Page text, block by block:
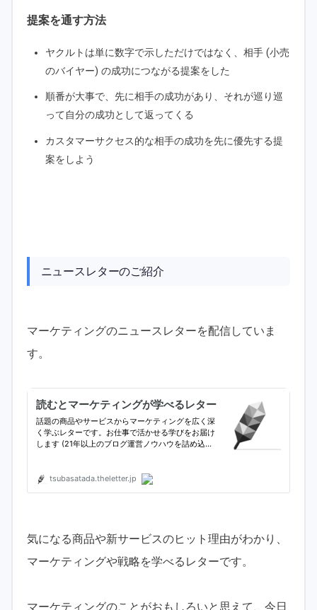
提案を通す方法
ヤクルトは単に数字で示しただけではなく、相手 (小売
のバイヤー) の成功につながる提案をした
順番が大事で、先に相手の成功があり、それが巡り巡
って自分の成功として返ってくる
カスタマーサクセス的な相手の成功を先に優先する提
案をしよう
ニュースレターのご紹介
マーケティングのニュースレターを配信していま
す。
気になる商品や新サービスのヒット理由がわかり、
マーケティングや戦略を学べるレターです。
マーケティングのことがおもしろいと思えて、今日